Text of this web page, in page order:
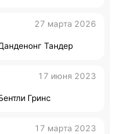
27 марта 2026
Тандер
17 июня 2023
Гринс
17 марта 2023